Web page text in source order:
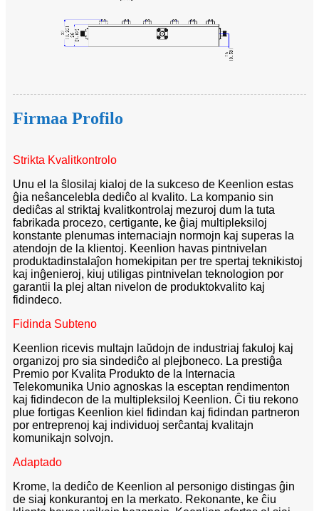
Firmaa Profilo
Strikta Kvalitkontrolo
Unu el la ŝlosilaj kialoj de la sukceso de Keenlion estas
ĝia neŝancelebla dediĉo al kvalito. La kompanio sin
dediĉas al striktaj kvalitkontrolaj mezuroj dum la tuta
fabrikada procezo, certigante, ke ĝiaj multipleksiloj
konstante plenumas internaciajn normojn kaj superas la
atendojn de la klientoj. Keenlion havas pintnivelan
produktadinstalaĵon homekipitan per tre spertaj teknikistoj
kaj inĝenieroj, kiuj utiligas pintnivelan teknologion por
garantii la plej altan nivelon de produktokvalito kaj
fidindeco.
Fidinda Subteno
Keenlion ricevis multajn laŭdojn de industriaj fakuloj kaj
organizoj pro sia sindediĉo al plejboneco. La prestiĝa
Premio por Kvalita Produkto de la Internacia
Telekomunika Unio agnoskas la esceptan rendimenton
kaj fidindecon de la multipleksiloj Keenlion. Ĉi tiu rekono
plue fortigas Keenlion kiel fidindan kaj fidindan partneron
por entreprenoj kaj individuoj serĉantaj kvalitajn
komunikajn solvojn.
Adaptado
Krome, la dediĉo de Keenlion al personigo distingas ĝin
de siaj konkurantoj en la merkato. Rekonante, ke ĉiu